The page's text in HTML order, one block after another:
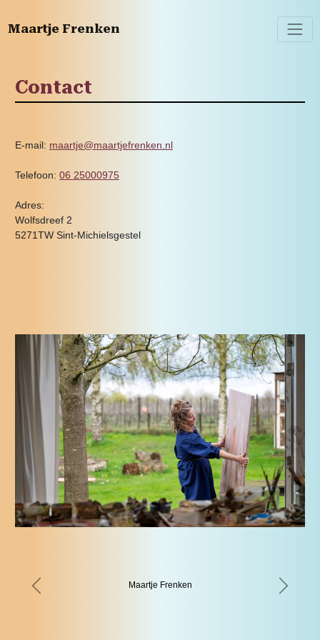
Maartje Frenken
Contact
E-mail: maartje@maartjefrenken.nl
Telefoon: 06 25000975
Adres:
Wolfsdreef 2
5271TW Sint-Michielsgestel
Maartje Frenken
Previous Next